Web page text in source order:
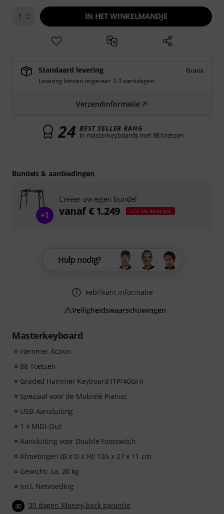
Masterkeyboard
Hammer Action
88 Toetsen
Graded Hammer Keyboard (TP/40GH)
Speciaal voor de Mobiele Pianist
USB-Aansluiting
1 x MIDI-Out
Aansluiting voor Double Footswitch
Afmetingen (B x D x H): 135 x 27 x 11 cm
Gewicht: ca. 20 kg
Incl. Netvoeding
30 30 dagen Money-back garantie
1 IN HET WINKELMANDJE
Standaard levering
Gratis
Levering binnen ongeveer 1-3 werkdagen
Verzendinformatie
24 BEST SELLER RANG
in masterkeyboards met 88 toetsen
Hulp nodig?
Fabrikant informatie
Veiligheidswaarschuwingen
Bundels & aanbiedingen
+1
Creëer uw eigen bundel
vanaf € 1.249 TOT 5% KORTING